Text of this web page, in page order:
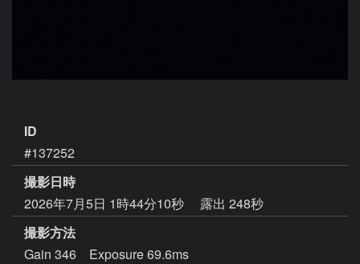
ID
#137252
撮影日時
2026年7月5日 1時44分10秒
露出 248秒
撮影方法
Gain 346 Exposure 69.6ms